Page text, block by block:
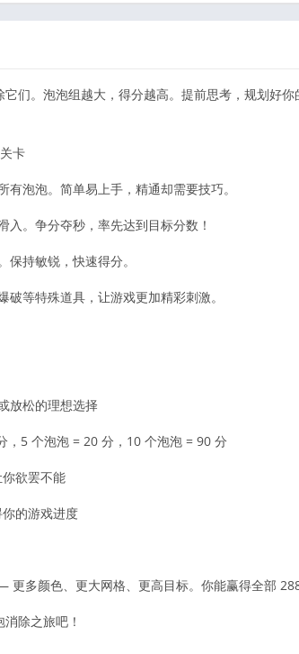
们。泡泡组越大，得分越高。提前思考，规划好
卡
泡泡。简单易上手，精通却需要技巧。
。争分夺秒，率先达到目标分数！
持敏锐，快速得分。
等特殊道具，让游戏更加精彩刺激。
放松的理想选择
5 个泡泡 = 20 分，10 个泡泡 = 90 分
欲罢不能
的游戏进度
更多颜色、更大网格、更高目标。你能赢得全部
除之旅吧！